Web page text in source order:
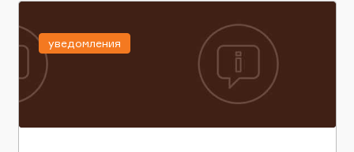
уведомления